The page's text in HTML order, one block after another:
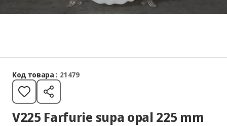
Код товара : 21479
V225 Farfurie supa opal 225 mm